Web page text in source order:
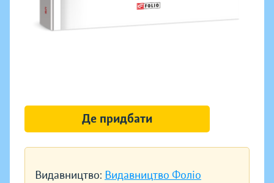
Видавництво: Видавництво Фоліо
Де придбати